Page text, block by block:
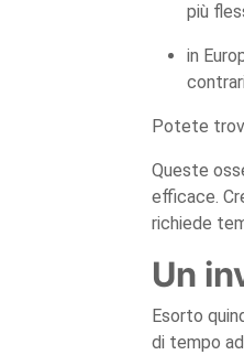
più
in
Potete
Queste
efficace.
richiede
Un
Esorto
di tempo